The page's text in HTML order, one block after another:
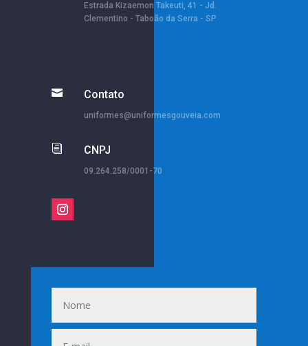
Estrada Kizaemon Takeuti, 41 - Jd.
Clementino - Taboão da Serra - SP
 Contato
uniformes@uniformesgouveia.com
i CNPJ
09.264.258/0001-70